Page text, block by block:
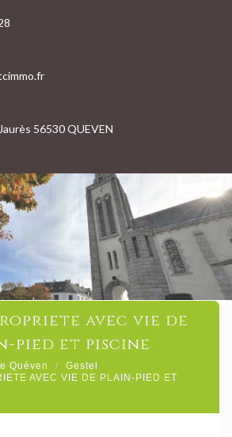
56530 QUEVEN
pied et piscine
Quéven
Gestel
AVEC VIE DE PLAIN-PIED ET